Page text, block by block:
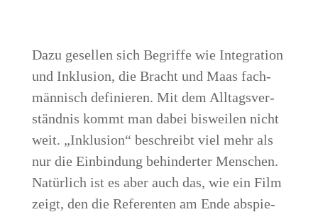
Dazu gesel­len sich Begrif­fe wie Inte­gra­ti­on
und Inklu­si­on, die Bracht und Maas fach­
män­nisch defi­nie­ren. Mit dem All­tags­ver­
ständ­nis kommt man dabei bis­wei­len nicht
weit. „Inklu­si­on“ beschreibt viel mehr als
nur die Ein­bin­dung behin­der­ter Men­schen.
Natür­lich ist es aber auch das, wie ein Film
zeigt, den die Refe­ren­ten am Ende abspie­